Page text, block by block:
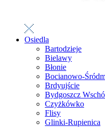
Osiedla
Bartodzieje
Bielawy
Błonie
Bocianowo-
Brdyujście
Bydgoszcz
Czyżkówko
Flisy
Glinki-Rupienica